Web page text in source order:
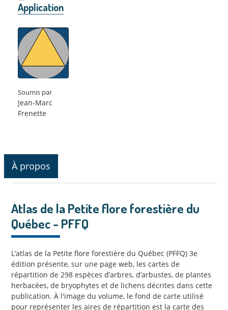
Application
Soumis par
Jean-Marc
Frenette
À propos
Atlas de la Petite flore forestière du
Québec - PFFQ
L’atlas de la Petite flore forestière du Québec (PFFQ) 3e
édition présente, sur une page web, les cartes de
répartition de 298 espèces d’arbres, d’arbustes, de plantes
herbacées, de bryophytes et de lichens décrites dans cette
publication. À l'image du volume, le fond de carte utilisé
pour représenter les aires de répartition est la carte des